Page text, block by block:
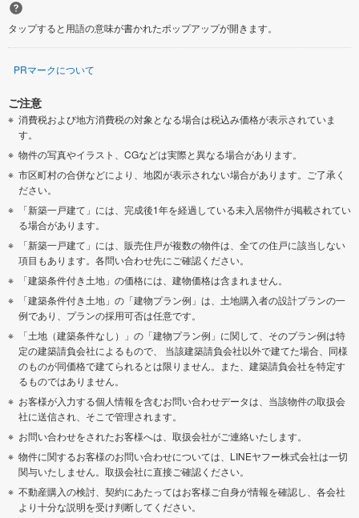
タップすると用語の意味が書かれたポップアップが開きます。
PRマークについて
ご注意
消費税および地方消費税の対象となる場合は税込み価格が表示されていま
す。
物件の写真やイラスト、CGなどは実際と異なる場合があります。
市区町村の合併などにより、地図が表示されない場合があります。ご了承く
ださい。
「新築一戸建て」には、完成後1年を経過している未入居物件が掲載されてい
る場合があります。
「新築一戸建て」には、販売住戸が複数の物件は、全ての住戸に該当しない
項目もあります。各問い合わせ先にご確認ください。
「建築条件付き土地」の価格には、建物価格は含まれません。
「建築条件付き土地」の「建物プラン例」は、土地購入者の設計プランの一
例であり、プランの採用可否は任意です。
「土地（建築条件なし）」の「建物プラン例」に関して、そのプラン例は特
定の建築請負会社によるもので、 当該建築請負会社以外で建てた場合、同様
のものが同価格で建てられるとは限りません。また、建築請負会社を特定す
るものではありません。
お客様が入力する個人情報を含むお問い合わせデータは、当該物件の取扱会
社に送信され、そこで管理されます。
お問い合わせをされたお客様へは、取扱会社がご連絡いたします。
物件に関するお客様のお問い合わせについては、LINEヤフー株式会社は一切
関与いたしません。取扱会社に直接ご確認ください。
不動産購入の検討、契約にあたってはお客様ご自身が情報を確認し、各会社
より十分な説明を受け判断してください。